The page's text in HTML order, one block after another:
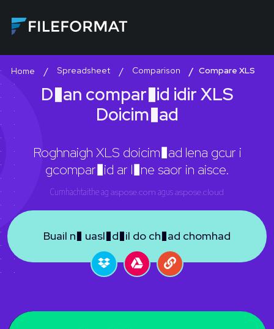
Home Spreadsheet Comparison Compare XLS
D�an compar�id idir XLS
Doicim�ad
Roghnaigh XLS doicim�ad lena gcur i
gcompar�id ar l�ne saor in aisce.
Cumhachtaithe ag aspose.com agusaspose.cloud
Buail n� uasl�d�il do ch�ad chomhad